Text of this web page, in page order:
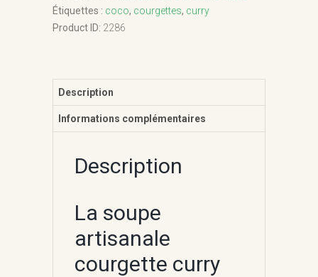
Étiquettes : coco, courgettes, curry
Product ID: 2286
Description
Informations complémentaires
Description
La soupe
artisanale
courgette curry